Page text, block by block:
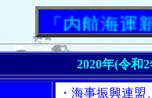
「内航海運新聞
2020年(令和
・海事振興連